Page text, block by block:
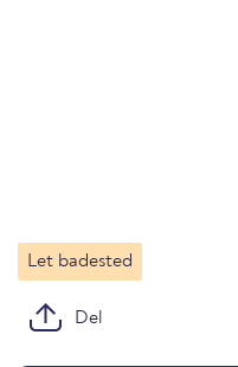
Let badested
Del